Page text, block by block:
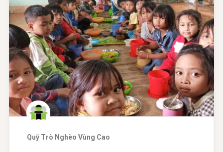
Quỹ Trò Nghèo Vùng Cao